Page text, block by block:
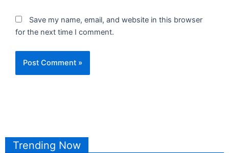
Save my name, email, and website in this browser
for the next time I comment.
Trending Now